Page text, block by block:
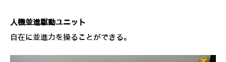
人機並進駆動ユニット
自在に並進力を操ることができる。